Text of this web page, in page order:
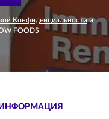
Конфиденциальности и
FOODS
ИНФОРМАЦИЯ